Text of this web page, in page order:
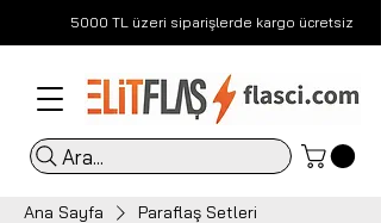
5000 TL üzeri siparişlerde kargo ücretsiz
Ara...
Ana Sayfa Paraflaş Setleri